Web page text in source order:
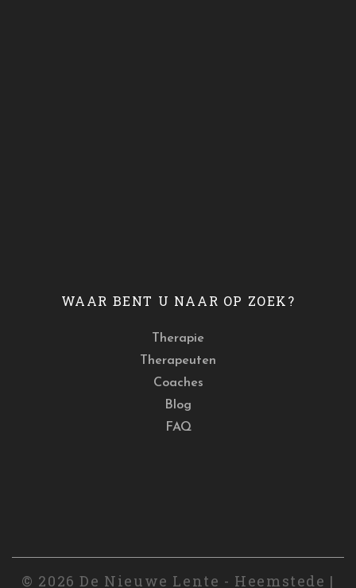
WAAR BENT U NAAR OP ZOEK?
Therapie
Therapeuten
Coaches
Blog
FAQ
© 2026 De Nieuwe Lente - Heemstede |